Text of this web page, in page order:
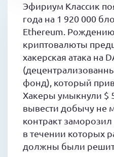
Эфириум Классик
года на 1 920 000
Ethereum.
криптовалюты
хакерская атака на
фонд), который
Хакеры умыкнули $
вывести добычу не
контракт
в течении которых
должны были